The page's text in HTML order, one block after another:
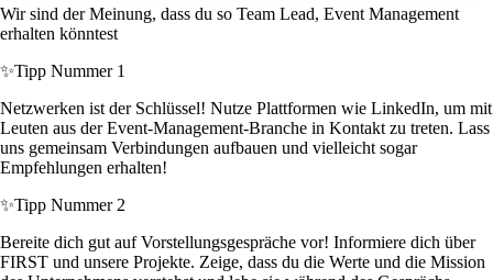
Wir sind der Meinung, dass du so Team Lead, Event Management
erhalten könntest
✨Tipp Nummer 1
Netzwerken ist der Schlüssel! Nutze Plattformen wie LinkedIn, um mit
Leuten aus der Event-Management-Branche in Kontakt zu treten. Lass
uns gemeinsam Verbindungen aufbauen und vielleicht sogar
Empfehlungen erhalten!
✨Tipp Nummer 2
Bereite dich gut auf Vorstellungsgespräche vor! Informiere dich über
FIRST und unsere Projekte. Zeige, dass du die Werte und die Mission